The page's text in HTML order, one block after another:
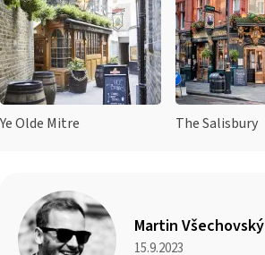
Ye Olde Mitre The Salisbury
Martin Všechovský
15.9.2023